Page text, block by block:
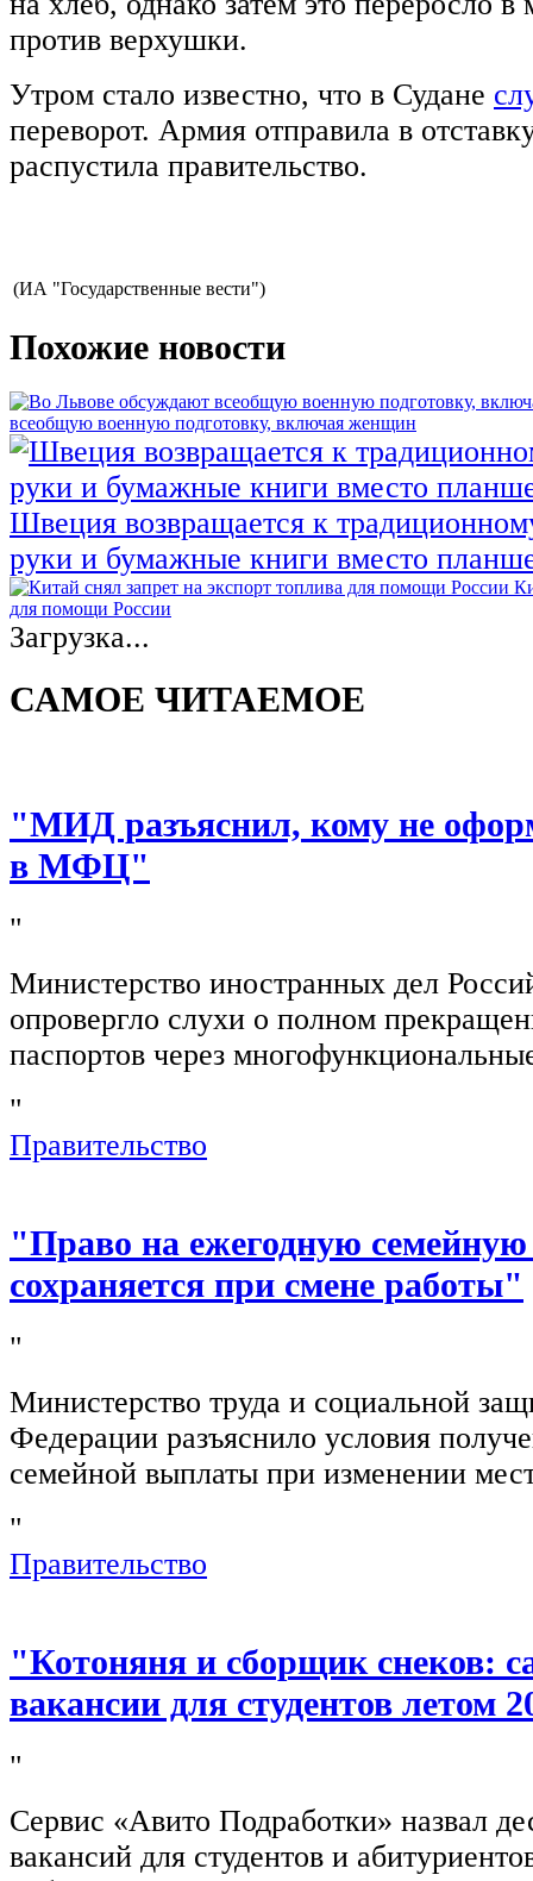
против верхушки.
Утром стало известно, что в Судане
переворот. Армия отправила в
распустила правительство.
(ИА "Государственные вести")
Похожие новости
всеобщую военную подготовку, включая женщин
Швеция возвращается к
руки и бумажные книги вместо
для помощи России
Загрузка...
САМОЕ ЧИТАЕМОЕ
"МИД разъяснил, кому не
в МФЦ"
"
Министерство иностранных дел
опровергло слухи о полном
паспортов через
"
Правительство
"Право на ежегодную
сохраняется при смене работы"
"
Министерство труда и социальной
Федерации разъяснило условия
семейной выплаты при изменении
"
Правительство
"Котоняня и сборщик снеков:
вакансии для студентов летом
"
Сервис «Авито Подработки» назвал
вакансий для студентов и